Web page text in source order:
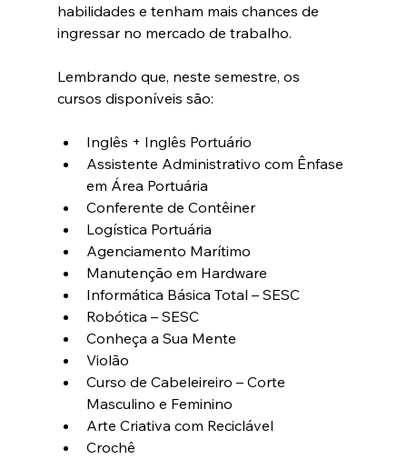
habilidades e tenham mais chances de
ingressar no mercado de trabalho.
Lembrando que, neste semestre, os
cursos disponíveis são:
Inglês + Inglês Portuário
Assistente Administrativo com Ênfase
em Área Portuária
Conferente de Contêiner
Logística Portuária
Agenciamento Marítimo
Manutenção em Hardware
Informática Básica Total – SESC
Robótica – SESC
Conheça a Sua Mente
Violão
Curso de Cabeleireiro – Corte
Masculino e Feminino
Arte Criativa com Reciclável
Crochê